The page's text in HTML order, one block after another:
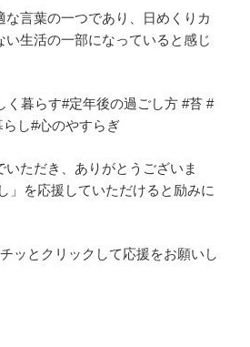
な言葉の一つであり、日めくりカ
い生活の一部になっていると感じ
く暮らす#定年後の過ごし方 #苔 #
し#心のやすらぎ
ただき、ありがとうございま
」を応援していただけると励みに
ッとクリックして応援をお願いし